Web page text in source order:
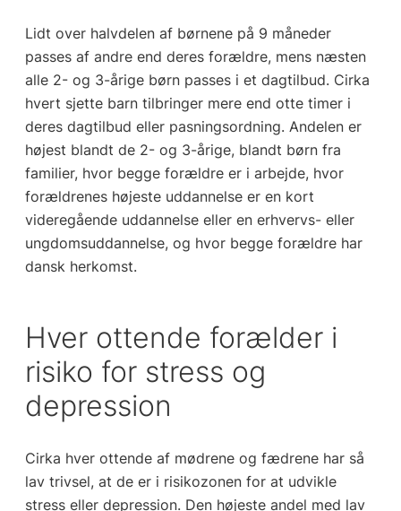
Lidt over halvdelen af børnene på 9 måneder
passes af andre end deres forældre, mens næsten
alle 2- og 3-årige børn passes i et dagtilbud. Cirka
hvert sjette barn tilbringer mere end otte timer i
deres dagtilbud eller pasningsordning. Andelen er
højest blandt de 2- og 3-årige, blandt børn fra
familier, hvor begge forældre er i arbejde, hvor
forældrenes højeste uddannelse er en kort
videregående uddannelse eller en erhvervs- eller
ungdomsuddannelse, og hvor begge forældre har
dansk herkomst.
Hver ottende forælder i
risiko for stress og
depression
Cirka hver ottende af mødrene og fædrene har så
lav trivsel, at de er i risikozonen for at udvikle
stress eller depression. Den højeste andel med lav